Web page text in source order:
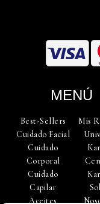
MENÚ
Best-Sellers
Cuidado Facial
Cuidado
Corporal
Cuidado
Capilar
Aceites
Mis